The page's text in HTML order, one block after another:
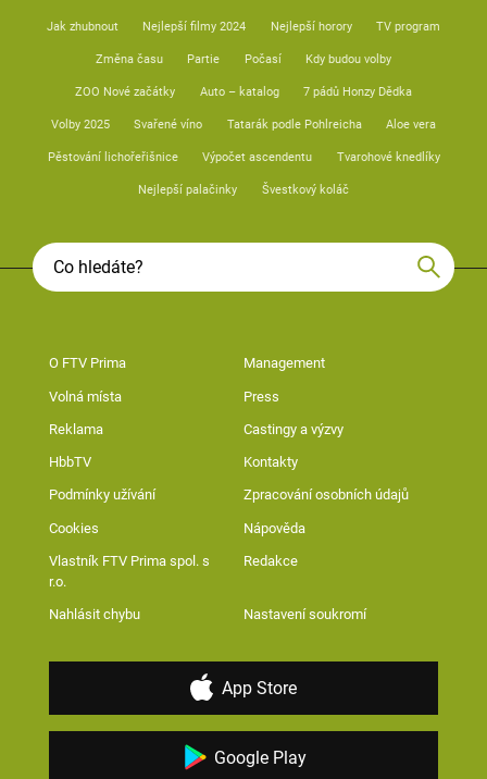
Jak zhubnout Nejlepší filmy 2024 Nejlepší horory TV program
Změna času Partie Počasí Kdy budou volby
ZOO Nové začátky Auto – katalog 7 pádů Honzy Dědka
Volby 2025 Svařené víno Tatarák podle Pohlreicha Aloe vera
Pěstování lichořeřišnice Výpočet ascendentu Tvarohové knedlíky
Nejlepší palačinky Švestkový koláč
O FTV Prima Management
Volná místa Press
Reklama Castingy a výzvy
HbbTV Kontakty
Podmínky užívání Zpracování osobních údajů
Cookies Nápověda
Vlastník FTV Prima spol. s
r.o.
Redakce
Nahlásit chybu Nastavení soukromí
App Store
Google Play